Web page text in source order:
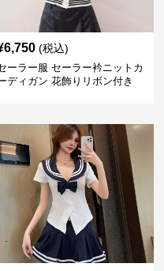
6,750 (税込)
ーラー服 セーラー衿ニットカ
ディガン 花飾りリボン付き